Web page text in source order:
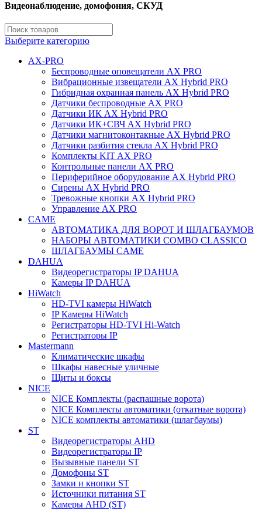
Видеонаблюдение, домофония, СКУД
Выберите категорию
AX-PRO
Беспроводные оповещатели AX PRO
Вибрационные извещатели AX Hybrid PRO
Гибридная охранная панель AX Hybrid PRO
Датчики беспроводные AX PRO
Датчики ИК AX Hybrid PRO
Датчики ИК+СВЧ AX Hybrid PRO
Датчики магнитоконтакные AX Hybrid PRO
Датчики разбития стекла AX Hybrid PRO
Комплекты KIT AX PRO
Контрольные панели AX PRO
Периферийное оборудование AX Hybrid PRO
Сирены AX Hybrid PRO
Тревожные кнопки AX Hybrid PRO
Управление AX PRO
CAME
АВТОМАТИКА ДЛЯ ВОРОТ И ШЛАГБАУМОВ
НАБОРЫ АВТОМАТИКИ COMBO CLASSICO
ШЛАГБАУМЫ CAME
DAHUA
Видеорегистраторы IP DAHUA
Камеры IP DAHUA
HiWatch
HD-TVI камеры HiWatch
IP Камеры HiWatch
Регистраторы HD-TVI Hi-Watch
Регистраторы IP
Mastermann
Климатические шкафы
Шкафы навесные уличные
Щиты и боксы
NICE
NICE Комплекты (распашные ворота)
NICE Комплекты автоматики (откатные ворота)
NICE комплекты автоматики (шлагбаумы)
ST
Видеорегистраторы AHD
Видеорегистраторы IP
Вызывные панели ST
Домофоны ST
Замки и кнопки ST
Источники питания ST
Камеры AHD (ST)